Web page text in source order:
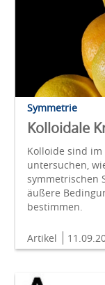
Symmetrie
Kolloidale
Kolloide sind
untersuchen,
symmetrischen
äußere
bestimmen.
Artikel